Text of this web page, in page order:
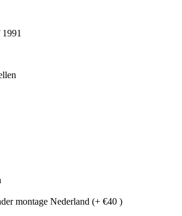
1991
montage Nederland (+ €40 )